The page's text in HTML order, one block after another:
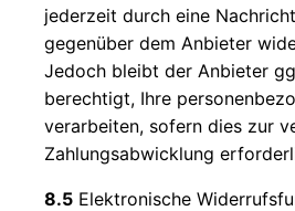
jederzeit durch eine
gegenüber dem Anbieter
Jedoch bleibt der Anbieter
berechtigt, Ihre
verarbeiten, sofern dies zur
Zahlungsabwicklung
8.5 Elektronische